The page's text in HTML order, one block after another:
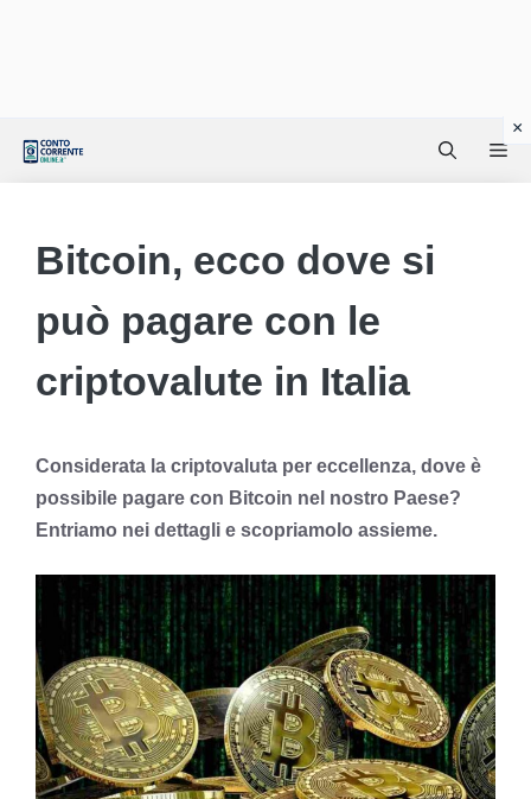
Bitcoin, ecco dove si
può pagare con le
criptovalute in Italia
Considerata la criptovaluta per eccellenza, dove è
possibile pagare con Bitcoin nel nostro Paese?
Entriamo nei dettagli e scopriamolo assieme.